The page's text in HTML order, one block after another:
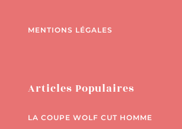
MENTIONS LÉGALES
Articles Populaires
LA COUPE WOLF CUT HOMME